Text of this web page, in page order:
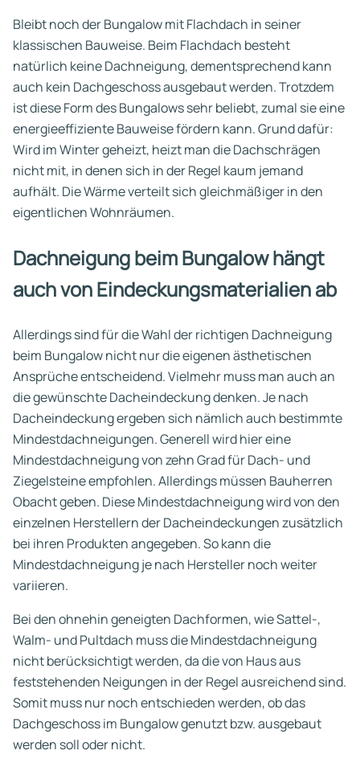
Bleibt noch der Bungalow mit Flachdach in seiner
klassischen Bauweise. Beim Flachdach besteht
natürlich keine Dachneigung, dementsprechend kann
auch kein Dachgeschoss ausgebaut werden. Trotzdem
ist diese Form des Bungalows sehr beliebt, zumal sie eine
energieeffiziente Bauweise fördern kann. Grund dafür:
Wird im Winter geheizt, heizt man die Dachschrägen
nicht mit, in denen sich in der Regel kaum jemand
aufhält. Die Wärme verteilt sich gleichmäßiger in den
eigentlichen Wohnräumen.
Dachneigung beim Bungalow hängt
auch von Eindeckungsmaterialien ab
Allerdings sind für die Wahl der richtigen Dachneigung
beim Bungalow nicht nur die eigenen ästhetischen
Ansprüche entscheidend. Vielmehr muss man auch an
die gewünschte Dacheindeckung denken. Je nach
Dacheindeckung ergeben sich nämlich auch bestimmte
Mindestdachneigungen. Generell wird hier eine
Mindestdachneigung von zehn Grad für Dach- und
Ziegelsteine empfohlen. Allerdings müssen Bauherren
Obacht geben. Diese Mindestdachneigung wird von den
einzelnen Herstellern der Dacheindeckungen zusätzlich
bei ihren Produkten angegeben. So kann die
Mindestdachneigung je nach Hersteller noch weiter
variieren.
Bei den ohnehin geneigten Dachformen, wie Sattel-,
Walm- und Pultdach muss die Mindestdachneigung
nicht berücksichtigt werden, da die von Haus aus
feststehenden Neigungen in der Regel ausreichend sind.
Somit muss nur noch entschieden werden, ob das
Dachgeschoss im Bungalow genutzt bzw. ausgebaut
werden soll oder nicht.